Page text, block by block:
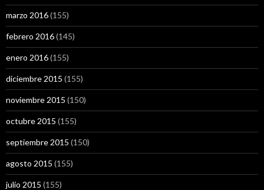
marzo 2016(155)
febrero 2016(145)
enero 2016(155)
diciembre 2015 (155)
noviembre 2015 (150)
octubre 2015 (155)
septiembre 2015 (150)
agosto 2015 (155)
julio 2015 (155)